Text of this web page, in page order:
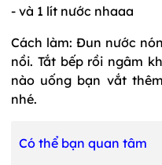
- và 1 lít nước nhaaa
Cách làm: Đun nước
nồi. Tắt bếp rồi ngâm
nào uống bạn vắt
nhé.
Có thể bạn quan tâm